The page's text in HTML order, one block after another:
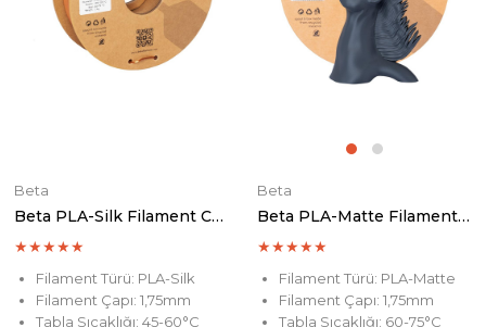
Beta
Beta PLA-Silk Filament Copper
★★★★★
Filament Türü: PLA-Silk
Filament Çapı: 1,75mm
Tabla Sıcaklığı: 45-60°C
Beta
Beta PLA-Matte Filament Ash Grey
★★★★★
Filament Türü: PLA-Matte
Filament Çapı: 1,75mm
Tabla Sıcaklığı: 60-75°C